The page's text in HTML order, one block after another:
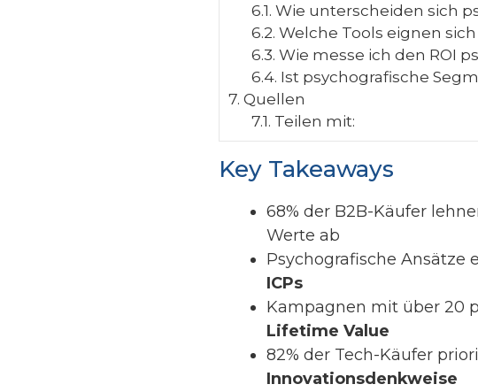
6.1. Wie unterscheiden sich
6.2. Welche Tools eignen
6.3. Wie messe ich den ROI
6.4. Ist psychografische
7. Quellen
7.1. Teilen mit:
Key Takeaways
68% der B2B-Käufer
Werte ab
Psychografische Ansätze
ICPs
Kampagnen mit über 20
Lifetime Value
82% der Tech-Käufer
Innovationsdenkweise